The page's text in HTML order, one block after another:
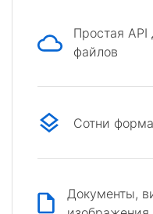
Простая API
файлов
Сотни
Документы,